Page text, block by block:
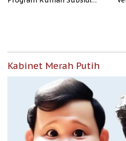
Kabinet Merah Putih